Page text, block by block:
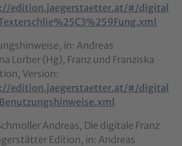
edition.jaegerstaetter.at/#/digital
in: Andreas
Lorber (Hg), Franz und Franziska
Version:
edition.jaegerstaetter.at/#/digital
Andreas, Die digitale Franz
Edition, in: Andreas